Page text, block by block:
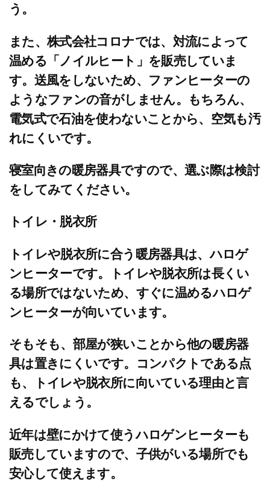
う。
また、株式会社コロナでは、対流によって
温める「ノイルヒート」を販売していま
す。送風をしないため、ファンヒーターの
ようなファンの音がしません。もちろん、
電気式で石油を使わないことから、空気も汚
れにくいです。
寝室向きの暖房器具ですので、選ぶ際は検討
をしてみてください。
トイレ・脱衣所
トイレや脱衣所に合う暖房器具は、ハロゲ
ンヒーターです。トイレや脱衣所は長くい
る場所ではないため、すぐに温めるハロゲ
ンヒーターが向いています。
そもそも、部屋が狭いことから他の暖房器
具は置きにくいです。コンパクトである点
も、トイレや脱衣所に向いている理由と言
えるでしょう。
近年は壁にかけて使うハロゲンヒーターも
販売していますので、子供がいる場所でも
安心して使えます。